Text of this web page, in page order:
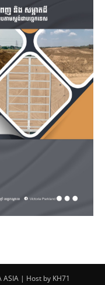
ASIA | Host by KH71